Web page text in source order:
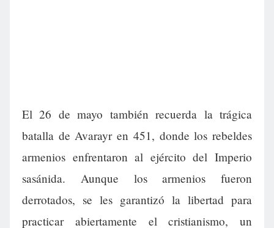
El 26 de mayo también recuerda la trágica
batalla de Avarayr en 451, donde los rebeldes
armenios enfrentaron al ejército del Imperio
sasánida. Aunque los armenios fueron
derrotados, se les garantizó la libertad para
practicar abiertamente el cristianismo, un